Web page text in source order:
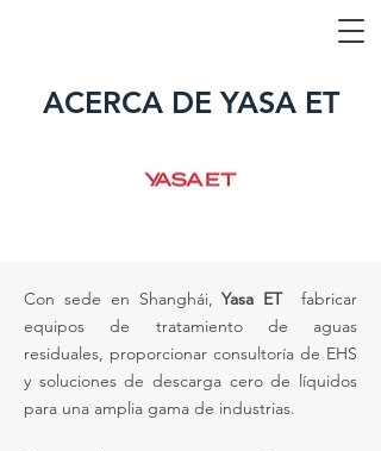
ACERCA DE YASA ET
Con sede en Shanghái,Yasa ET
fabricar
equipos de tratamiento de aguas
residuales, proporcionar consultoría de EHS
y soluciones de descarga cero de líquidos
para una amplia gama de industrias.